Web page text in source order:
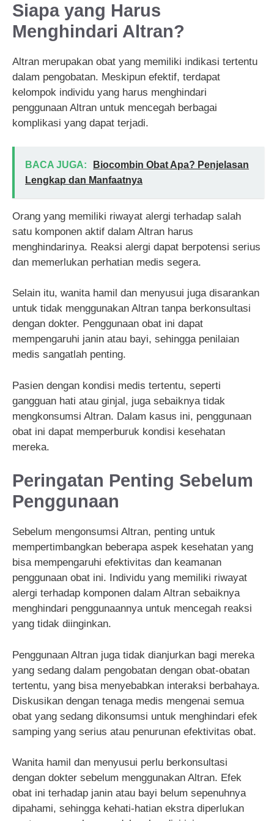
Siapa yang Harus
Menghindari Altran?
Altran merupakan obat yang memiliki indikasi tertentu
dalam pengobatan. Meskipun efektif, terdapat
kelompok individu yang harus menghindari
penggunaan Altran untuk mencegah berbagai
komplikasi yang dapat terjadi.
BACA JUGA:
Biocombin Obat Apa? Penjelasan
Lengkap dan Manfaatnya
Orang yang memiliki riwayat alergi terhadap salah
satu komponen aktif dalam Altran harus
menghindarinya. Reaksi alergi dapat berpotensi serius
dan memerlukan perhatian medis segera.
Selain itu, wanita hamil dan menyusui juga disarankan
untuk tidak menggunakan Altran tanpa berkonsultasi
dengan dokter. Penggunaan obat ini dapat
mempengaruhi janin atau bayi, sehingga penilaian
medis sangatlah penting.
Pasien dengan kondisi medis tertentu, seperti
gangguan hati atau ginjal, juga sebaiknya tidak
mengkonsumsi Altran. Dalam kasus ini, penggunaan
obat ini dapat memperburuk kondisi kesehatan
mereka.
Peringatan Penting Sebelum
Penggunaan
Sebelum mengonsumsi Altran, penting untuk
mempertimbangkan beberapa aspek kesehatan yang
bisa mempengaruhi efektivitas dan keamanan
penggunaan obat ini. Individu yang memiliki riwayat
alergi terhadap komponen dalam Altran sebaiknya
menghindari penggunaannya untuk mencegah reaksi
yang tidak diinginkan.
Penggunaan Altran juga tidak dianjurkan bagi mereka
yang sedang dalam pengobatan dengan obat-obatan
tertentu, yang bisa menyebabkan interaksi berbahaya.
Diskusikan dengan tenaga medis mengenai semua
obat yang sedang dikonsumsi untuk menghindari efek
samping yang serius atau penurunan efektivitas obat.
Wanita hamil dan menyusui perlu berkonsultasi
dengan dokter sebelum menggunakan Altran. Efek
obat ini terhadap janin atau bayi belum sepenuhnya
dipahami, sehingga kehati-hatian ekstra diperlukan